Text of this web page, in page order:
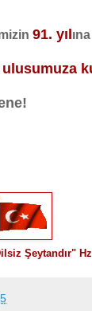
91. yıl
ulusumuza
Şeytandır"